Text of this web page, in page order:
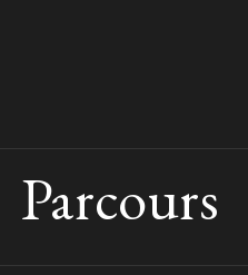
Parcours